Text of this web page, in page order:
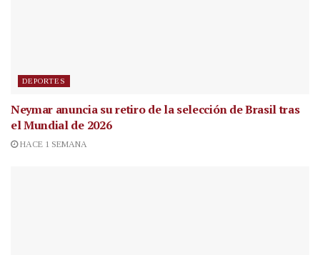
DEPORTES
Neymar anuncia su retiro de la selección de Brasil tras
el Mundial de 2026
HACE 1 SEMANA